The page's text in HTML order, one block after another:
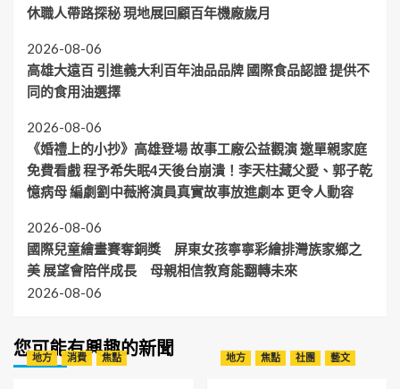
休職人帶路探秘 現地展回顧百年機廠歲月
2026-08-06
高雄大遠百 引進義大利百年油品品牌 國際食品認證 提供不
同的食用油選擇
2026-08-06
《婚禮上的小抄》高雄登場 故事工廠公益觀演 邀單親家庭
免費看戲 程予希失眠4天後台崩潰！李天柱藏父愛、郭子乾
憶病母 編劇劉中薇將演員真實故事放進劇本 更令人動容
2026-08-06
國際兒童繪畫賽奪銅獎 屏東女孩寧寧彩繪排灣族家鄉之
美 展望會陪伴成長 母親相信教育能翻轉未來
2026-08-06
您可能有興趣的新聞
地方 消費 焦點 地方 焦點 社團 藝文